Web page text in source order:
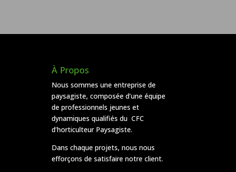
À Propos
Nous sommes une entreprise de
paysagiste, composée d’une équipe
de professionnels jeunes et
dynamiques qualifiés du CFC
d’horticulteur Paysagiste.
Dans chaque projets, nous nous
efforçons de satisfaire notre client.